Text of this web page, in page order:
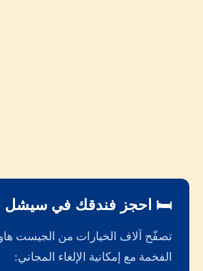
🛏️ احجز فندقك في سيشل
تصفّح آلاف الخيارات من الجيست
الفخمة مع إمكانية الإلغاء المجاني: